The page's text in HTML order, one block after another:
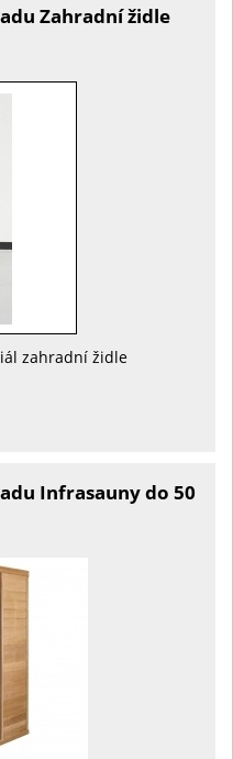
Zahradní židle
zahradní židle
Infrasauny do 50